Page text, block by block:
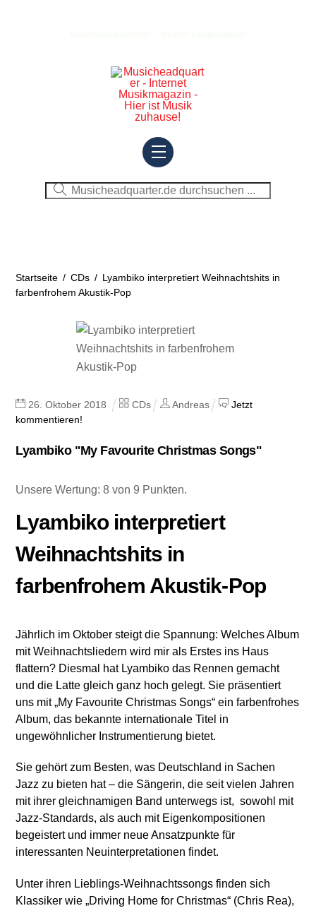
Menu
Startseite / CDs / Lyambiko interpretiert Weihnachtshits in
farbenfrohem Akustik-Pop
26 .Oktober 2018 CDs Andreas
Jetzt
kommentieren!
Lyambiko "My Favourite Christmas Songs"
Unsere Wertung: 8 von 9 Punkten.
Lyambiko interpretiert
Weihnachtshits in
farbenfrohem Akustik-Pop
Jährlich im Oktober steigt die Spannung: Welches Album
mit Weihnachtsliedern wird mir als Erstes ins Haus
flattern? Diesmal hat Lyambiko das Rennen gemacht
und die Latte gleich ganz hoch gelegt. Sie präsentiert
uns mit „My Favourite Christmas Songs“ ein farbenfrohes
Album, das bekannte internationale Titel in
ungewöhnlicher Instrumentierung bietet.
Sie gehört zum Besten, was Deutschland in Sachen
Jazz zu bieten hat – die Sängerin, die seit vielen Jahren
mit ihrer gleichnamigen Band unterwegs ist, sowohl mit
Jazz-Standards, als auch mit Eigenkompositionen
begeistert und immer neue Ansatzpunkte für
interessanten Neuinterpretationen findet.
Unter ihren Lieblings-Weihnachtssongs finden sich
Klassiker wie „Driving Home for Christmas“ (Chris Rea),